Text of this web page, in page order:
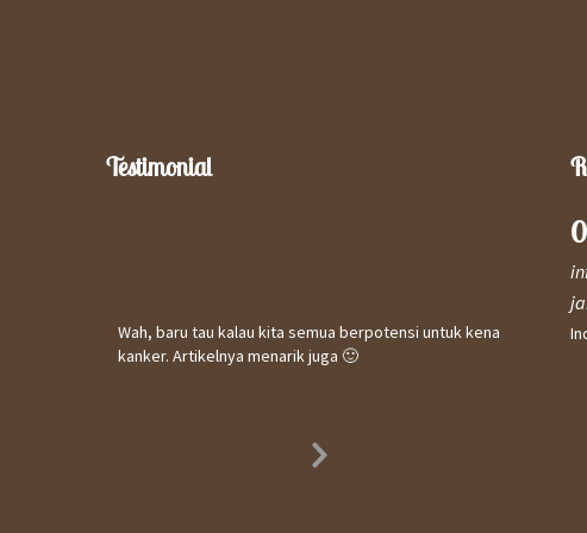
Testimonial
Wah, baru tau kalau kita semua berpotensi untuk kena
kanker. Artikelnya menarik juga 🙂